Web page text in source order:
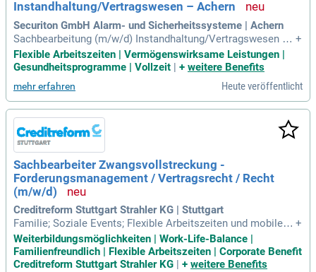
Instandhaltung/Vertragswesen – Achern
Securiton GmbH Alarm- und Sicherheitssysteme | Achern
Sachbearbeitung (m/w/d) Instandhaltung/Vertragswesen –
Achern: Referenznummer: 2026-36. Sie übernehmen vielseiti
ge kaufmännische und organisatorische Aufgaben im Berei
ch Instandhaltung und Vertragswesen.
+
Flexible Arbeitszeiten | Vermögenswirksame Leistungen |
Gesundheitsprogramme | Vollzeit | + weitere Benefits
mehr erfahren Heute veröffentlicht
Sachbearbeiter Zwangsvollstreckung -
Forderungsmanagement / Vertragsrecht / Recht
(m/w/d)
Creditreform Stuttgart Strahler KG | Stuttgart
Familie; Soziale Events; Flexible Arbeitszeiten und mobiles
Arbeiten; Wasser, Kaffee und Tee kostenlos; Ein moderner, e
rgonomischer, klimatisierter Arbeitsplatz im Zentrum von St
uttgart; Gesundes Arbeiten und viele Mitarbeiterbenefits (m/
+
Weiterbildungsmöglichkeiten | Work-Life-Balance |
Familienfreundlich | Flexible Arbeitszeiten | Corporate Benefit
Creditreform Stuttgart Strahler KG | + weitere Benefits